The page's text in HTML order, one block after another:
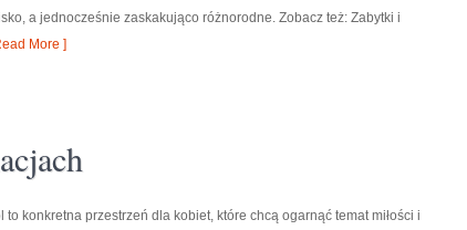
a jednocześnie zaskakująco różnorodne. Zobacz też: Zabytki i
More ]
to konkretna przestrzeń dla kobiet, które chcą ogarnąć temat miłości i